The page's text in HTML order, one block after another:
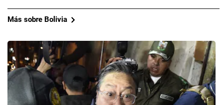
Más sobre Bolivia